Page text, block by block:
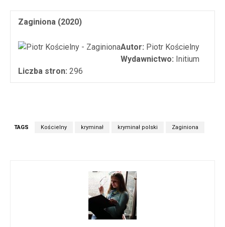
Zaginiona (2020)
Autor: Piotr Kościelny
Wydawnictwo: Initium
Liczba stron: 296
TAGS Kościelny kryminał kryminał polski Zaginiona